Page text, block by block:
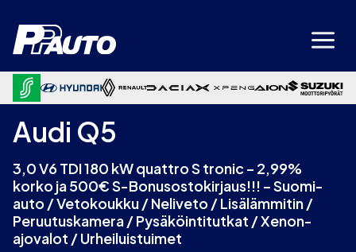
sisältöön
Audi Q5
3,0 V6 TDI 180 kW quattro S tronic – 2,99%
korko ja 500€ S-Bonusostokirjaus!!! – Suomi-
auto / Vetokoukku / Neliveto / Lisälämmitin /
Peruutuskamera / Pysäköintitutkat / Xenon-
ajovalot / Urheiluistuimet